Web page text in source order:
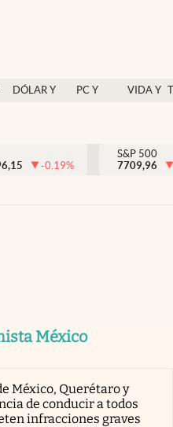
DÓLAR Y
PC Y
VIDA Y
México
-0.19%
S&P 500
7709,96
México
México, Querétaro y
de conducir a todos
infracciones graves